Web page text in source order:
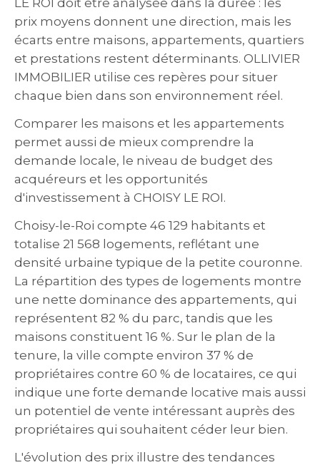
prix moyens donnent une direction, mais les
écarts entre maisons, appartements, quartiers
et prestations restent déterminants. OLLIVIER
IMMOBILIER utilise ces repères pour situer
chaque bien dans son environnement réel.
Comparer les maisons et les appartements
permet aussi de mieux comprendre la
demande locale, le niveau de budget des
acquéreurs et les opportunités
d'investissement à CHOISY LE ROI.
Choisy-le-Roi compte 46 129 habitants et
totalise 21 568 logements, reflétant une
densité urbaine typique de la petite couronne.
La répartition des types de logements montre
une nette dominance des appartements, qui
représentent 82 % du parc, tandis que les
maisons constituent 16 %. Sur le plan de la
tenure, la ville compte environ 37 % de
propriétaires contre 60 % de locataires, ce qui
indique une forte demande locative mais aussi
un potentiel de vente intéressant auprès des
propriétaires qui souhaitent céder leur bien.
L'évolution des prix illustre des tendances